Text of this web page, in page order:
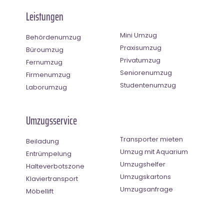
Leistungen
Behördenumzug
Büroumzug
Fernumzug
Firmenumzug
Laborumzug
Mini Umzug
Praxisumzug
Privatumzug
Seniorenumzug
Studentenumzug
Umzugsservice
Beiladung
Entrümpelung
Halteverbotszone
Klaviertransport
Möbellift
Transporter mieten
Umzug mit Aquarium
Umzugshelfer
Umzugskartons
Umzugsanfrage